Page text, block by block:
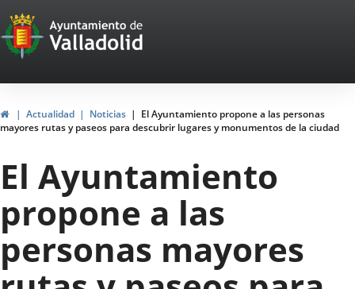
Portal
Web
del
Ayuntamiento
de
Valladolid
HomeActualidad Noticias
El Ayuntamiento propone a las personas
mayores rutas y paseos para descubrir lugares y monumentos de la ciudad
El Ayuntamiento
propone a las
personas mayores